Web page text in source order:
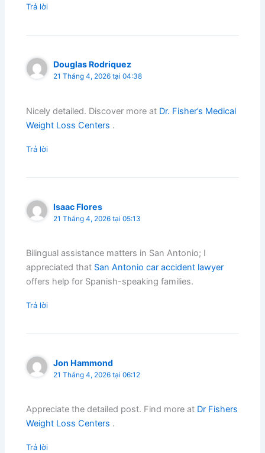
Trả lời
Douglas Rodriquez
21 Tháng 4, 2026 tại 04:38
Nicely detailed. Discover more at Dr. Fisher’s Medical
Weight Loss Centers .
Trả lời
Isaac Flores
21 Tháng 4, 2026 tại 05:13
Bilingual assistance matters in San Antonio; I
appreciated that San Antonio car accident lawyer
offers help for Spanish-speaking families.
Trả lời
Jon Hammond
21 Tháng 4, 2026 tại 06:12
Appreciate the detailed post. Find more at Dr Fishers
Weight Loss Centers .
Trả lời